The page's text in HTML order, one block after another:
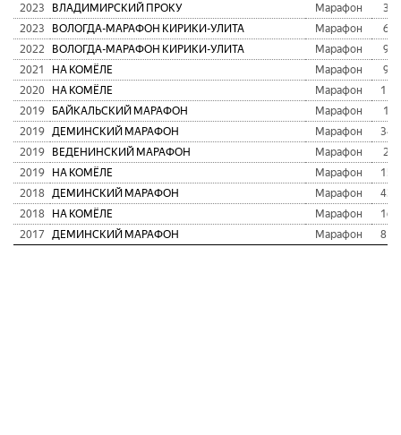
2023
ВЛАДИМИРСКИЙ ПРОКУ Марафон
34
2023
ВОЛОГДА-МАРАФОН КИРИКИ-УЛИТА Марафон
65
2022
ВОЛОГДА-МАРАФОН КИРИКИ-УЛИТА Марафон
91
2021
НА КОМЁЛЕ Марафон
95
2020
НА КОМЁЛЕ Марафон
113
2019
БАЙКАЛЬСКИЙ МАРАФОН Марафон
11
2019
ДЕМИНСКИЙ МАРАФОН Марафон
340
2019
ВЕДЕНИНСКИЙ МАРАФОН Марафон
21
2019
НА КОМЁЛЕ Марафон
151
2018
ДЕМИНСКИЙ МАРАФОН Марафон
437
2018
НА КОМЁЛЕ Марафон
164
2017
ДЕМИНСКИЙ МАРАФОН Марафон 810